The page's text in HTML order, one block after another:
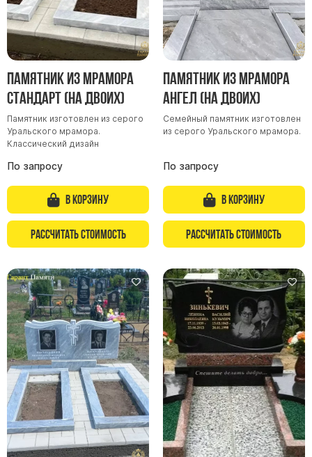
Памятник из мрамора
Стандарт (на двоих)
Памятник изготовлен из серого
Уральского мрамора.
Классический дизайн
По запросу
В корзину
Рассчитать стоимость
Памятник из мрамора
Ангел (на двоих)
Семейный памятник изготовлен
из серого Уральского мрамора.
По запросу
В корзину
Рассчитать стоимость